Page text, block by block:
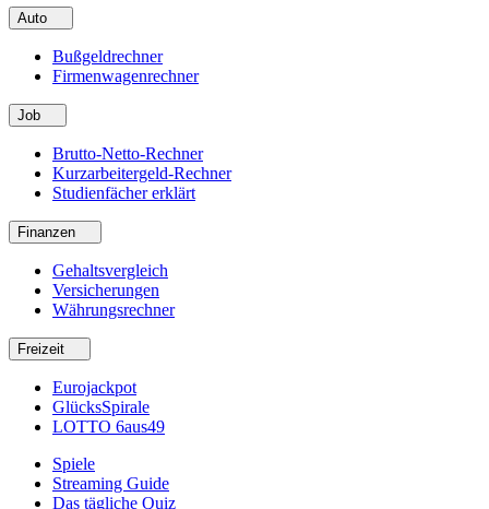
Auto
Bußgeldrechner
Firmenwagenrechner
Job
Brutto-Netto-Rechner
Kurzarbeitergeld-Rechner
Studienfächer erklärt
Finanzen
Gehaltsvergleich
Versicherungen
Währungsrechner
Freizeit
Eurojackpot
GlücksSpirale
LOTTO 6aus49
Spiele
Streaming Guide
Das tägliche Quiz